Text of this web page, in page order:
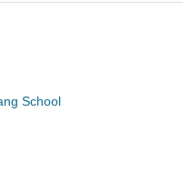
School